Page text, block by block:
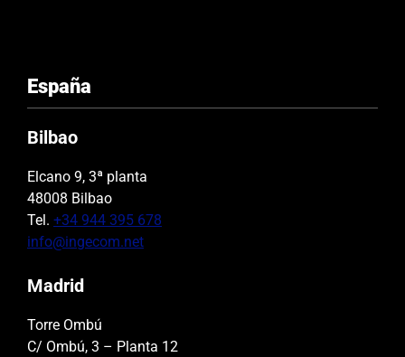
España
Bilbao
Elcano 9, 3ª planta
48008 Bilbao
Tel. +34 944 395 678
info@ingecom.net
Madrid
Torre Ombú
C/ Ombú, 3 – Planta 12